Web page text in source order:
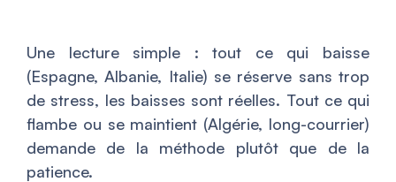
Une lecture simple : tout ce qui baisse
(Espagne, Albanie, Italie) se réserve sans trop
de stress, les baisses sont réelles. Tout ce qui
flambe ou se maintient (Algérie, long-courrier)
demande de la méthode plutôt que de la
patience.